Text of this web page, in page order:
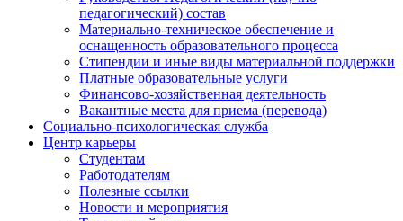
педагогический) состав
Материально-техническое обеспечение и
оснащенность образовательного процесса
Стипендии и иные виды материальной поддержки
Платные образовательные услуги
Финансово-хозяйственная деятельность
Вакантные места для приема (перевода)
Социально-психологическая служба
Центр карьеры
Студентам
Работодателям
Полезные ссылки
Новости и мероприятия